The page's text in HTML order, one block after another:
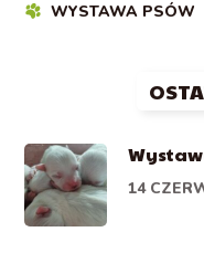
WYSTAWA PSÓW
14